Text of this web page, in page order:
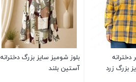
بزرگ زرد
بلوز شومیز سایز بزرگ دخترانه
آستین بلند